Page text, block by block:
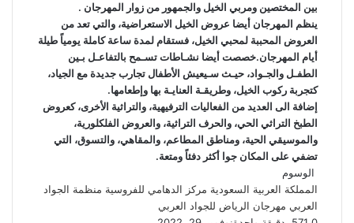
بين المختصين ومربي الخيل والجمهور من زوار المهرجان .
ينظم المهرجان أيضا عروض الخيل الاستعراضية، والتي تعد من
العروض المحببة لمحبي الخيل، فستقام لمدة ساعة كاملة يومياً طيلة
أيام المهرجان.خصصت أيضا نشـاطات تسـمح بالتفاعـل بـين
الطفـل والجـواد، حيـث سـيعيش الأطفال تجارب جديدة مع الجياد،
كتجربة ركوب الخيل، وطريقـة العنايـة بها وإطعامها.
إضافة الى العديد من الفعاليات الترفيهية، والتراثية الأخرى، كعروض
الطبخ التراثي الحي، والحرف التراثية، والعروض الفلكلورية،
والموسيقي الحية، ومناطق المطاعم، والمقاهي، والتسوق، التي
تضفي على المكان جوا أكثر دفئاً ومتعة.
الوسوم
المملكة العربية السعودية مركز الدهامي للفروسية منظمة الجواد
العربي مهرجان الرياض للجواد العربي